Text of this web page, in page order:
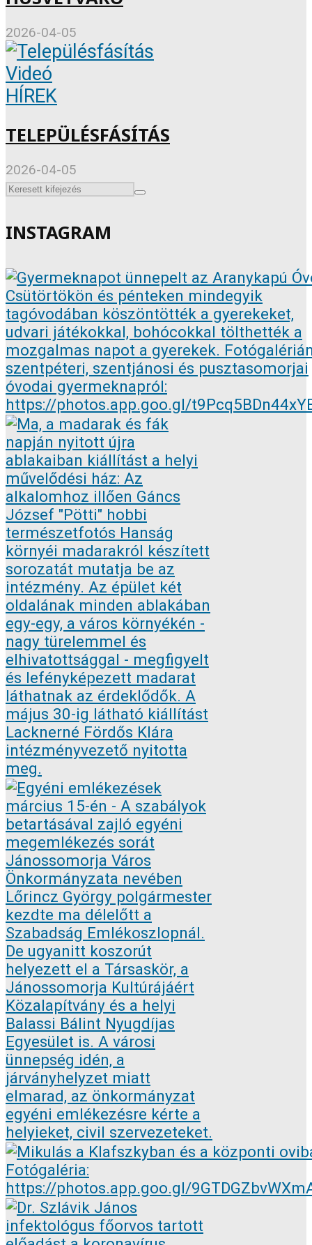
2026-04-05
Videó
HÍREK
TELEPÜLÉSFÁSÍTÁS
2026-04-05
INSTAGRAM